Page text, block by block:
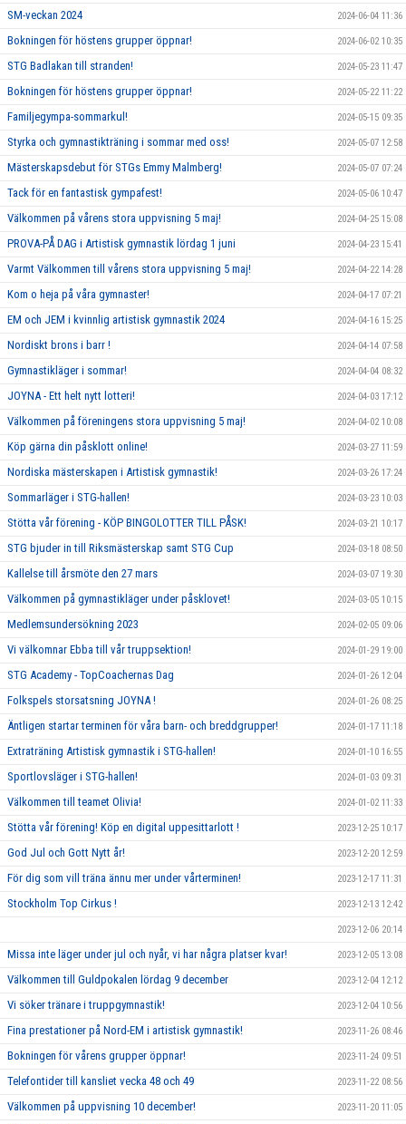
SM-veckan 2024 2024-06-04 11:36
Bokningen för höstens grupper öppnar! 2024-06-02 10:35
STG Badlakan till stranden! 2024-05-23 11:47
Bokningen för höstens grupper öppnar! 2024-05-22 11:22
Familjegympa-sommarkul! 2024-05-15 09:35
Styrka och gymnastikträning i sommar med oss! 2024-05-07 12:58
Mästerskapsdebut för STGs Emmy Malmberg! 2024-05-07 07:24
Tack för en fantastisk gympafest! 2024-05-06 10:47
Välkommen på vårens stora uppvisning 5 maj! 2024-04-25 15:08
PROVA-PÅ DAG i Artistisk gymnastik lördag 1 juni 2024-04-23 15:41
Varmt Välkommen till vårens stora uppvisning 5 maj! 2024-04-22 14:28
Kom o heja på våra gymnaster! 2024-04-17 07:21
EM och JEM i kvinnlig artistisk gymnastik 2024 2024-04-16 15:25
Nordiskt brons i barr ! 2024-04-14 07:58
Gymnastikläger i sommar! 2024-04-04 08:32
JOYNA - Ett helt nytt lotteri! 2024-04-03 17:12
Välkommen på föreningens stora uppvisning 5 maj! 2024-04-02 10:08
Köp gärna din påsklott online! 2024-03-27 11:59
Nordiska mästerskapen i Artistisk gymnastik! 2024-03-26 17:24
Sommarläger i STG-hallen! 2024-03-23 10:03
Stötta vår förening - KÖP BINGOLOTTER TILL PÅSK! 2024-03-21 10:17
STG bjuder in till Riksmästerskap samt STG Cup 2024-03-18 08:50
Kallelse till årsmöte den 27 mars 2024-03-07 19:30
Välkommen på gymnastikläger under påsklovet! 2024-03-05 10:15
Medlemsundersökning 2023 2024-02-05 09:06
Vi välkomnar Ebba till vår truppsektion! 2024-01-29 19:00
STG Academy - TopCoachernas Dag 2024-01-26 12:04
Folkspels storsatsning JOYNA ! 2024-01-26 08:25
Äntligen startar terminen för våra barn- och breddgrupper! 2024-01-17 11:18
Extraträning Artistisk gymnastik i STG-hallen! 2024-01-10 16:55
Sportlovsläger i STG-hallen! 2024-01-03 09:31
Välkommen till teamet Olivia! 2024-01-02 11:33
Stötta vår förening! Köp en digital uppesittarlott ! 2023-12-25 10:17
God Jul och Gott Nytt år! 2023-12-20 12:59
För dig som vill träna ännu mer under vårterminen! 2023-12-17 11:31
Stockholm Top Cirkus ! 2023-12-13 12:42
2023-12-06 20:14
Missa inte läger under jul och nyår, vi har några platser kvar! 2023-12-05 13:08
Välkommen till Guldpokalen lördag 9 december 2023-12-04 12:12
Vi söker tränare i truppgymnastik! 2023-12-04 10:56
Fina prestationer på Nord-EM i artistisk gymnastik! 2023-11-26 08:46
Bokningen för vårens grupper öppnar! 2023-11-24 09:51
Telefontider till kansliet vecka 48 och 49 2023-11-22 08:56
Välkommen på uppvisning 10 december! 2023-11-20 11:05